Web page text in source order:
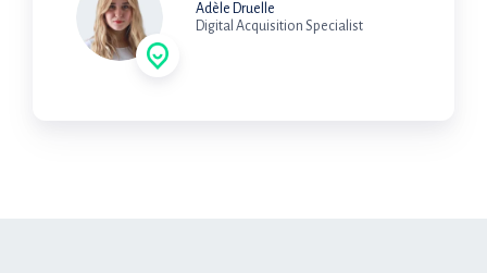
Adèle Druelle
Digital Acquisition Specialist